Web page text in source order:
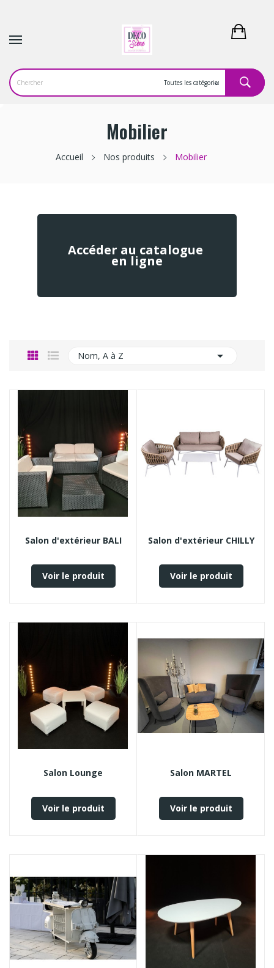
Mobilier
Accueil Nos produits Mobilier
Accéder au catalogue
en ligne
Nom, A à Z 
Salon d'extérieur BALI
Voir le produit
Salon d'extérieur CHILLY
Voir le produit
Salon Lounge
Voir le produit
Salon MARTEL
Voir le produit